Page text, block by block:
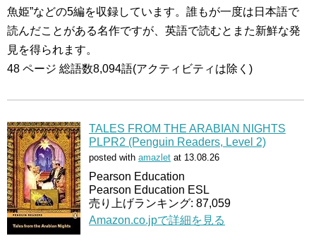
魚姫”などの5編を収録しています。誰もが一度は日本語で
読んだことがある名作ですが、英語で読むとまた新鮮な発
見を得られます。
48 ページ 総語数8,094語(アクティビティは除く)
TALES FROM THE ARABIAN NIGHTS
PLPR2 (Penguin Readers, Level 2)
posted with amazlet at 13.08.26
Pearson Education
Pearson Education ESL
売り上げランキング: 87,059
Amazon.co.jpで詳細を見る